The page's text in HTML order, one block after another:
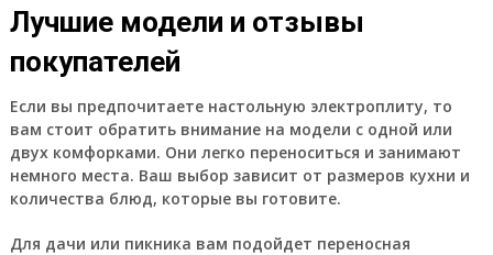
Лучшие модели и отзывы
покупателей
Если вы предпочитаете настольную электроплиту, то
вам стоит обратить внимание на модели с одной или
двух комфорками. Они легко переноситься и занимают
немного места. Ваш выбор зависит от размеров кухни и
количества блюд, которые вы готовите.
Для дачи или пикника вам подойдет переносная